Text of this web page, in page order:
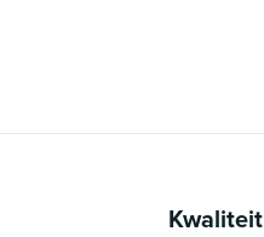
Kwaliteit